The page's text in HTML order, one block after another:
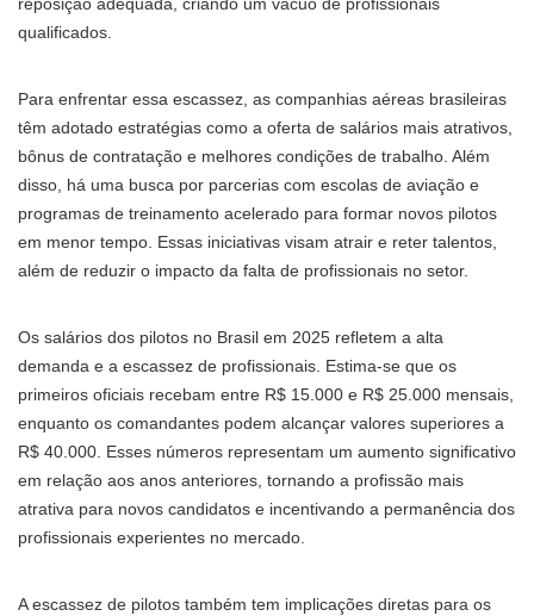
qualificados.
Para enfrentar essa escassez, as companhias aéreas brasileiras
têm adotado estratégias como a oferta de salários mais atrativos,
bônus de contratação e melhores condições de trabalho. Além
disso, há uma busca por parcerias com escolas de aviação e
programas de treinamento acelerado para formar novos pilotos
em menor tempo. Essas iniciativas visam atrair e reter talentos,
além de reduzir o impacto da falta de profissionais no setor.
Os salários dos pilotos no Brasil em 2025 refletem a alta
demanda e a escassez de profissionais. Estima-se que os
primeiros oficiais recebam entre R$ 15.000 e R$ 25.000 mensais,
enquanto os comandantes podem alcançar valores superiores a
R$ 40.000. Esses números representam um aumento significativo
em relação aos anos anteriores, tornando a profissão mais
atrativa para novos candidatos e incentivando a permanência dos
profissionais experientes no mercado.
A escassez de pilotos também tem implicações diretas para os